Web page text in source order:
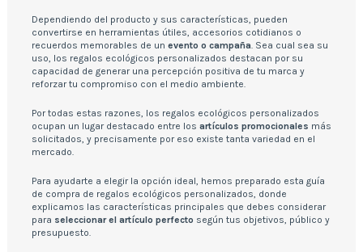
Dependiendo del producto y sus características, pueden
convertirse en herramientas útiles, accesorios cotidianos o
recuerdos memorables de un evento o campaña. Sea cual sea su
uso, los regalos ecológicos personalizados destacan por su
capacidad de generar una percepción positiva de tu marca y
reforzar tu compromiso con el medio ambiente.
Por todas estas razones, los regalos ecológicos personalizados
ocupan un lugar destacado entre los artículos promocionales más
solicitados, y precisamente por eso existe tanta variedad en el
mercado.
Para ayudarte a elegir la opción ideal, hemos preparado esta guía
de compra de regalos ecológicos personalizados, donde
explicamos las características principales que debes considerar
para seleccionar el artículo perfecto según tus objetivos, público y
presupuesto.